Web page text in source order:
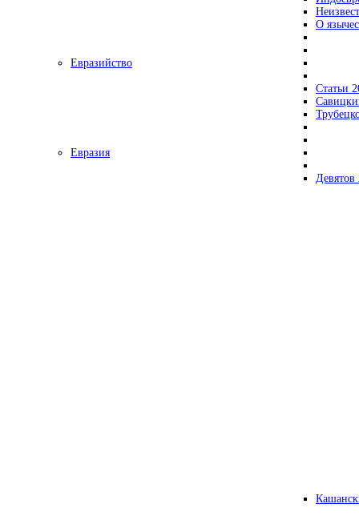
О
Евразийство
Статьи
Евразия